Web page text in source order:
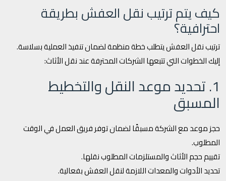
كيف يتم ترتيب نقل العفش بطريقة
احترافية؟
ترتيب نقل العفش يتطلب خطة منظمة لضمان تنفيذ العملية بسلاسة.
إليك الخطوات التي تتبعها الشركات المحترفة عند نقل الأثاث:
1. تحديد موعد النقل والتخطيط
المسبق
حجز موعد مع الشركة مسبقًا لضمان توفر فريق العمل في الوقت
المطلوب.
تقييم حجم الأثاث والمستلزمات المطلوب نقلها.
تحديد الأدوات والمعدات اللازمة لنقل العفش بفعالية.